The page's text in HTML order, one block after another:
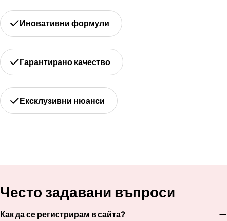
Иновативни формули
Гарантирано качество
Ексклузивни нюанси
Често задавани въпроси
Как да се регистрирам в сайта?